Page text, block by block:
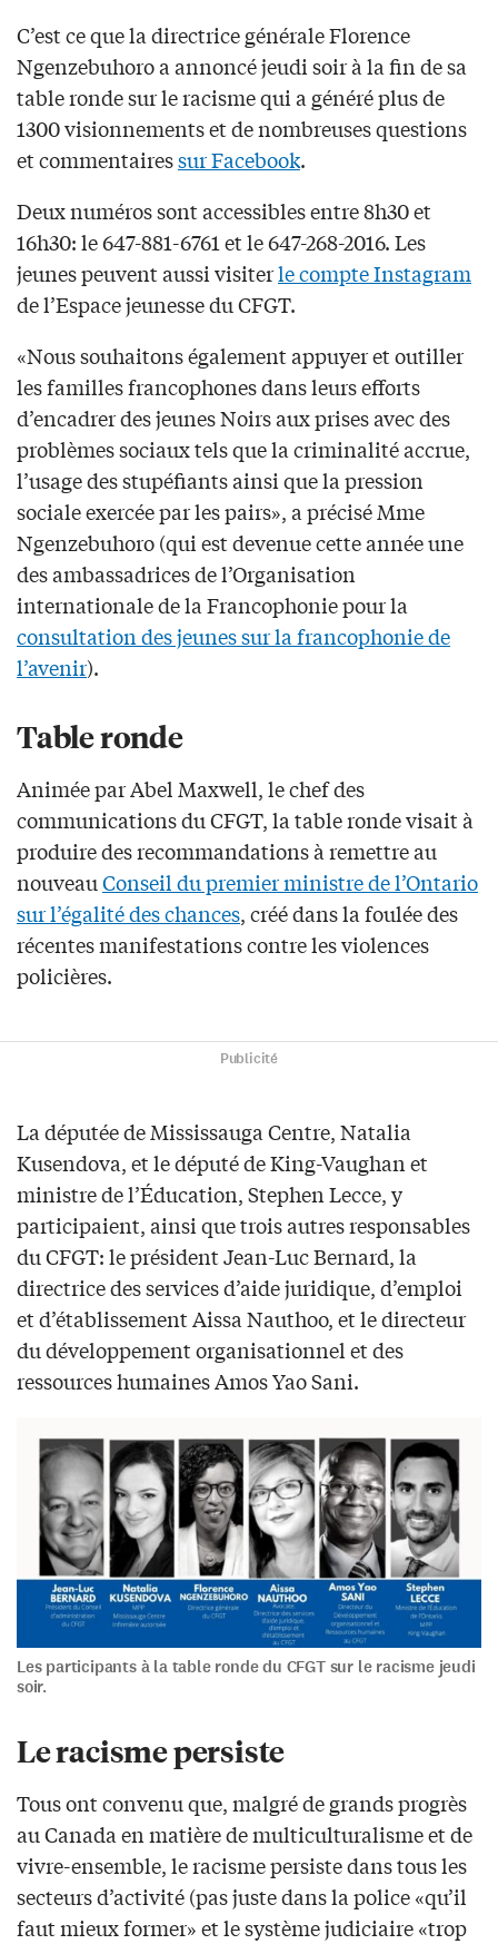
C’est ce que la directrice générale Florence
Ngenzebuhoro a annoncé jeudi soir à la fin de sa
table ronde sur le racisme qui a généré plus de
1300 visionnements et de nombreuses questions
et commentairessur Facebook.
Deux numéros sont accessibles entre 8h30 et
16h30: le 647-881-6761 et le 647-268-2016. Les
jeunes peuvent aussi visiterle compte Instagram
de l’Espace jeunesse du CFGT.
«Nous souhaitons également appuyer et outiller
les familles francophones dans leurs efforts
d’encadrer des jeunes Noirs aux prises avec des
problèmes sociaux tels que la criminalité accrue,
l’usage des stupéfiants ainsi que la pression
sociale exercée par les pairs», a précisé Mme
Ngenzebuhoro (qui est devenue cette année une
des ambassadrices de l’Organisation
internationale de la Francophonie pour la
consultation des jeunes sur la francophonie de
l’avenir).
Table ronde
Animée par Abel Maxwell, le chef des
communications du CFGT, la table ronde visait à
produire des recommandations à remettre au
nouveauConseil du premier ministre de l’Ontario
sur l’égalité des chances, créé dans la foulée des
récentes manifestations contre les violences
policières.
Publicité
La députée de Mississauga Centre, Natalia
Kusendova, et le député de King-Vaughan et
ministre de l’Éducation, Stephen Lecce, y
participaient, ainsi que trois autres responsables
du CFGT: le président Jean-Luc Bernard, la
directrice des services d’aide juridique, d’emploi
et d’établissement Aissa Nauthoo, et le directeur
du développement organisationnel et des
ressources humaines Amos Yao Sani.
Les participants à la table ronde du CFGT sur le racisme jeudi
soir.
Le racisme persiste
Tous ont convenu que, malgré de grands progrès
au Canada en matière de multiculturalisme et de
vivre-ensemble, le racisme persiste dans tous les
secteurs d’activité (pas juste dans la police «qu’il
faut mieux former» et le système judiciaire «trop